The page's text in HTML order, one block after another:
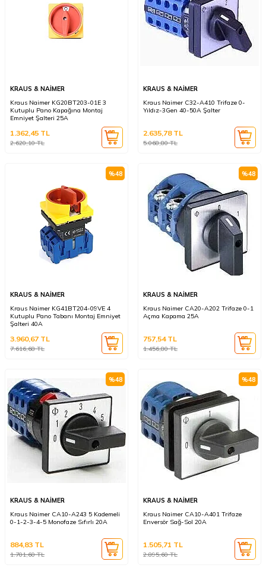
KRAUS & NAİMER
Kraus Naimer KG20BT203-01E 3
Kutuplu Pano Kapağına Montaj
Emniyet Şalteri 25A
2.620,10TL
1.362,45 TL
KRAUS & NAİMER
Kraus Naimer C32-A410 Trifaze 0-
Yıldız-3Gen 40-50A Şalter
5.068,80TL
2.635,78TL
%48
KRAUS & NAİMER
Kraus Naimer KG41BT204-09VE 4
Kutuplu Pano Tabanı Montaj Emniyet
Şalteri 40A
7.616,68TL
3.960,67 TL
%48
KRAUS & NAİMER
Kraus Naimer CA20-A202 Trifaze 0-1
Açma Kapama 25A
1.456,80TL
757,54TL
%48
KRAUS & NAİMER
Kraus Naimer CA10-A243 5 Kademeli
0-1-2-3-4-5 Monofaze Sıfırlı 20A
1.701,60TL
884,83 TL
%48
KRAUS & NAİMER
Kraus Naimer CA10-A401 Trifaze
Enversör Sağ-Sol 20A
2.895,60TL
1.505,71 TL